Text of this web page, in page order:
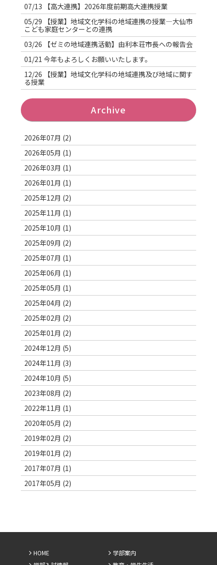
07/13
【高大連携】2026年度前期高大連携授業
05/29
【授業】地域文化学科の地域連携の授業―大仙市
こども家庭センターとの連携
03/26
【ゼミの地域連携活動】由利本荘市長への報告会
01/21 今年もよろしくお願いいたします。
12/26
【授業】地域文化学科の地域連携及び地域に関す
る授業
Archive
2026年07月 (2)
2026年05月 (1)
2026年03月 (1)
2026年01月 (1)
2025年12月 (2)
2025年11月 (1)
2025年10月 (1)
2025年09月 (2)
2025年07月 (1)
2025年06月 (1)
2025年05月 (1)
2025年04月 (2)
2025年02月 (2)
2025年01月 (2)
2024年12月 (5)
2024年11月 (3)
2024年10月 (5)
2023年08月 (2)
2022年11月 (1)
2020年05月 (2)
2019年02月 (2)
2019年01月 (2)
2017年07月 (1)
2017年05月 (2)
HOME
学部案内